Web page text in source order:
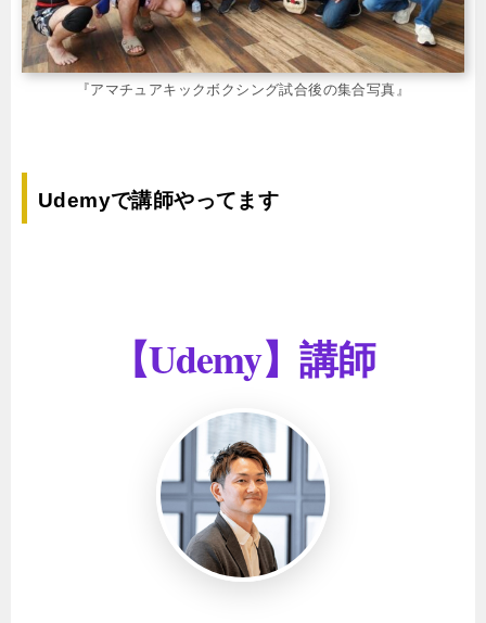
『アマチュアキックボクシング試合後の集合写真』
Udemyで講師やってます
【Udemy】講師